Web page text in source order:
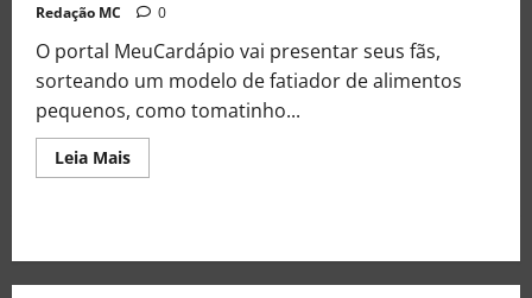
Redação MC 0
O portal MeuCardápio vai presentar seus fãs,
sorteando um modelo de fatiador de alimentos
pequenos, como tomatinho...
Leia Mais